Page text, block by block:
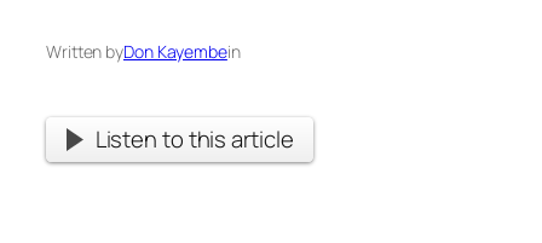
Written byDon Kayembein
Listen to this article